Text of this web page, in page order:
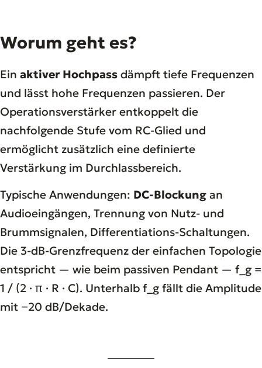
Worum geht es?
Ein aktiver Hochpass dämpft tiefe Frequenzen
und lässt hohe Frequenzen passieren. Der
Operationsverstärker entkoppelt die
nachfolgende Stufe vom RC-Glied und
ermöglicht zusätzlich eine definierte
Verstärkung im Durchlassbereich.
Typische Anwendungen: DC-Blockung an
Audioeingängen, Trennung von Nutz- und
Brummsignalen, Differentiations-Schaltungen.
Die 3-dB-Grenzfrequenz der einfachen Topologie
entspricht — wie beim passiven Pendant — f_g =
1 / (2 · π · R · C). Unterhalb f_g fällt die Amplitude
mit −20 dB/Dekade.